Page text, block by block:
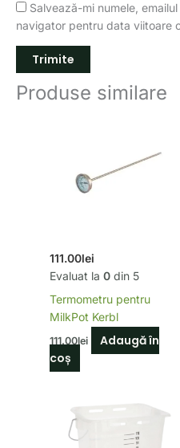
Salvează-mi numele,
navigator pentru data viitoare
Produse similare
111.00lei
Evaluat la 0 din 5
Termometru pentru
MilkPot Kerbl
111.00lei
Adaugă în
coș